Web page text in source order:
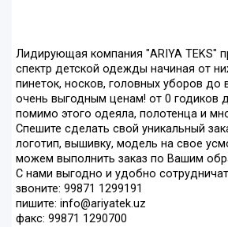
Лидирующая компания "ARIYA TEKS"
спектр детской одежды начиная от
пинеток, носков, головных уборов
очень выгодным ценам! от 0 годиков
помимо этого одеяла, полотенца и
Спешите сделать свой уникальный
логотип, вышивку, модель на свое
можем выполнить заказ по Вашим
С нами выгодно и удобно
звоните: 99871 1299191
пишите: info@ariyatek.uz
факс: 99871 1290700